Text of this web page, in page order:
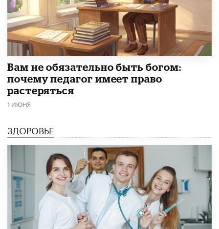
​Вам не обязательно быть богом:
почему педагог имеет право
растеряться
1 ИЮНЯ
ЗДОРОВЬЕ